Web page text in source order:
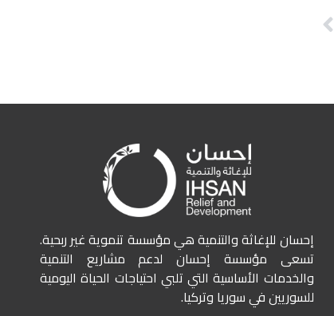
إحسان للإغاثة والتنمية هي مؤسسة تنموية غير ربحية.
تسعى مؤسسة إحسان لدعم مشاريع التنمية
والخدمات الأساسية التي تلبي احتياجات الحياة اليومية
للسوريين في سوريا وتركيا.